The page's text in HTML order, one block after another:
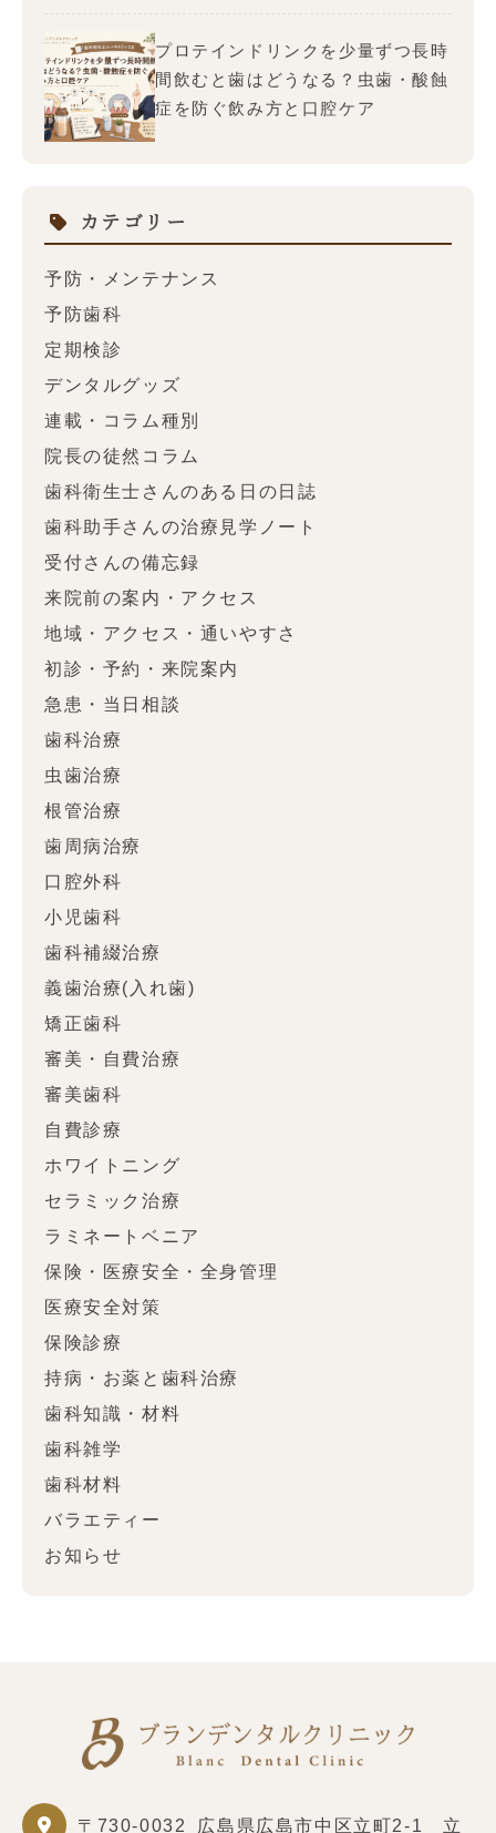
プロテインドリンクを少量ずつ長時
間飲むと歯はどうなる？虫歯・酸蝕
症を防ぐ飲み方と口腔ケア
カテゴリー
予防・メンテナンス
予防歯科
定期検診
デンタルグッズ
連載・コラム種別
院長の徒然コラム
歯科衛生士さんのある日の日誌
歯科助手さんの治療見学ノート
受付さんの備忘録
来院前の案内・アクセス
地域・アクセス・通いやすさ
初診・予約・来院案内
急患・当日相談
歯科治療
虫歯治療
根管治療
歯周病治療
口腔外科
小児歯科
歯科補綴治療
義歯治療(入れ歯)
矯正歯科
審美・自費治療
審美歯科
自費診療
ホワイトニング
セラミック治療
ラミネートベニア
保険・医療安全・全身管理
医療安全対策
保険診療
持病・お薬と歯科治療
歯科知識・材料
歯科雑学
歯科材料
バラエティー
お知らせ
〒730-0032 広島県広島市中区立町2-1 立